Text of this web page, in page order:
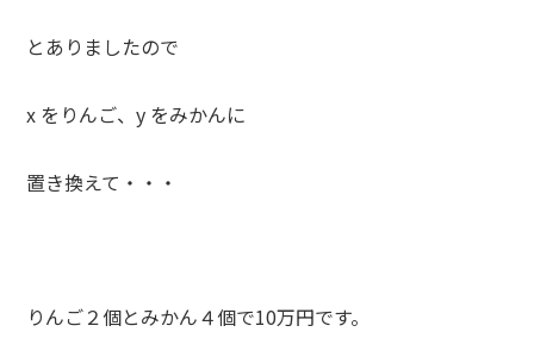
とありましたので
x をりんご、y をみかんに
置き換えて・・・
りんご２個とみかん４個で10万円です。